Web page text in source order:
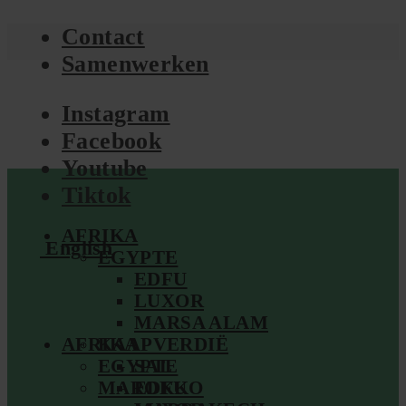
Contact
Samenwerken
Instagram
Facebook
Youtube
Tiktok
English
AFRIKA
EGYPTE
EDFU
LUXOR
MARSA ALAM
KAAPVERDIË
SAL
MAROKKO
AFRIKA
EGYPTE
EDFU